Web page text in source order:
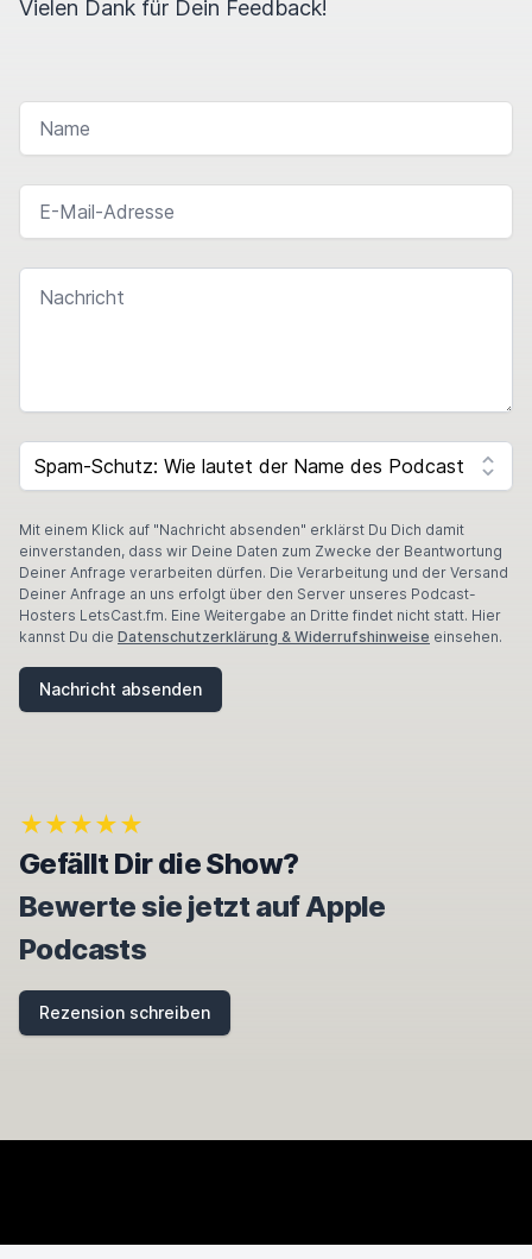
Vielen Dank für Dein Feedback!
NAME
E-MAIL-ADRESSE
NACHRICHT
SPAM CAPTCHA
Mit einem Klick auf "Nachricht absenden" erklärst Du Dich damit
einverstanden, dass wir Deine Daten zum Zwecke der Beantwortung
Deiner Anfrage verarbeiten dürfen. Die Verarbeitung und der Versand
Deiner Anfrage an uns erfolgt über den Server unseres Podcast-
Hosters LetsCast.fm. Eine Weitergabe an Dritte findet nicht statt. Hier
kannst Du die Datenschutzerklärung & Widerrufshinweise einsehen.
Nachricht absenden
★★★★★
Gefällt Dir die Show?
Bewerte sie jetzt auf Apple
Podcasts
Rezension schreiben